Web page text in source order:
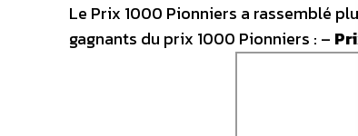
Le Prix 1000 Pionniers a rassemblé
gagnants du prix 1000 Pionniers : –